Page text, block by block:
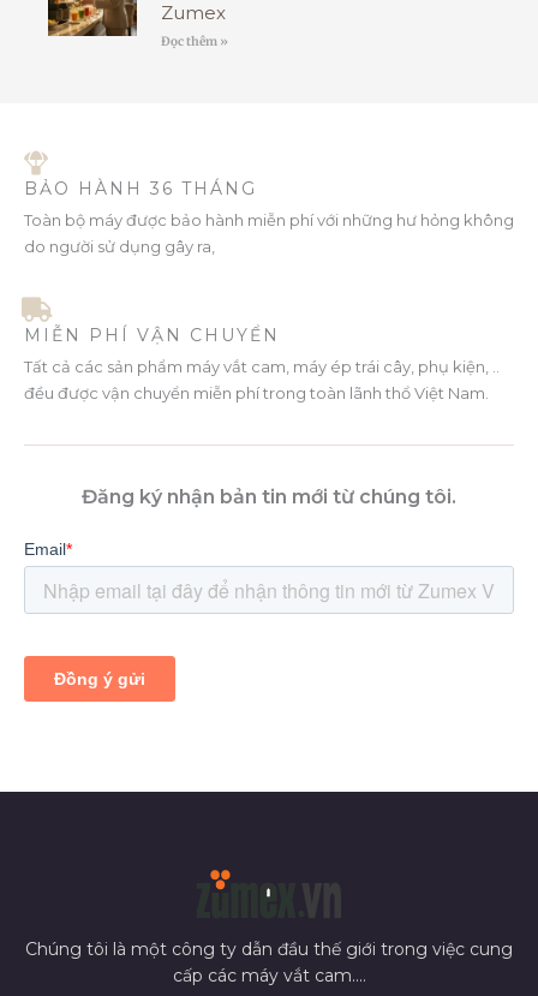
Zumex
Đọc thêm »
BẢO HÀNH 36 THÁNG
Toàn bộ máy được bảo hành miễn phí với những hư hỏng không
do người sử dụng gây ra,
MIỄN PHÍ VẬN CHUYỂN
Tất cả các sản phẩm máy vắt cam, máy ép trái cây, phụ kiện, ..
đều được vận chuyển miễn phí trong toàn lãnh thổ Việt Nam.
Đăng ký nhận bản tin mới từ chúng tôi.
Chúng tôi là một công ty dẫn đầu thế giới trong việc cung
cấp các máy vắt cam....